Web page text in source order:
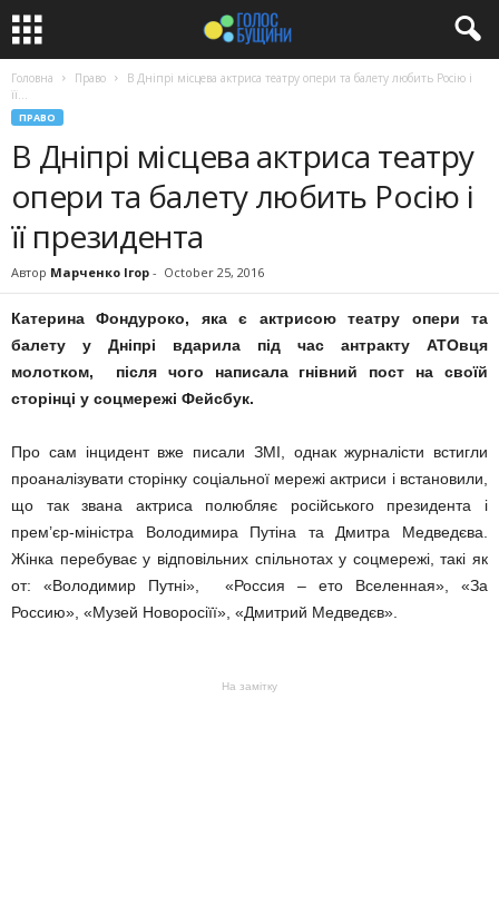
Головна Право
В Дніпрі місцева актриса театру опери та балету любить Росію і
її...
ПРАВО
В Дніпрі місцева актриса театру
опери та балету любить Росію і
її президента
Автор Марченко Ігор - October 25, 2016
Катерина Фондуроко, яка є актрисою театру опери та
балету у Дніпрі вдарила під час антракту АТОвця
молотком, після чого написала гнівний пост на своїй
сторінці у соцмережі Фейсбук.
Про сам інцидент вже писали ЗМІ, однак журналісти встигли
проаналізувати сторінку соціальної мережі актриси і встановили,
що так звана актриса полюбляє російського президента і
прем’єр-міністра Володимира Путіна та Дмитра Медведєва.
Жінка перебуває у відповільних спільнотах у соцмережі, такі як
от: «Володимир Путні», «Россия – ето Вселенная», «За
Россию», «Музей Новоросіїї», «Дмитрий Медведєв».
На замітку